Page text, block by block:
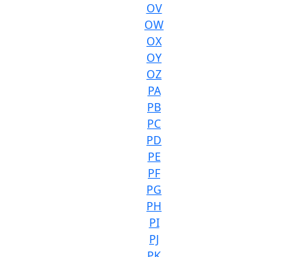
OV
OW
OX
OY
OZ
PA
PB
PC
PD
PE
PF
PG
PH
PI
PJ